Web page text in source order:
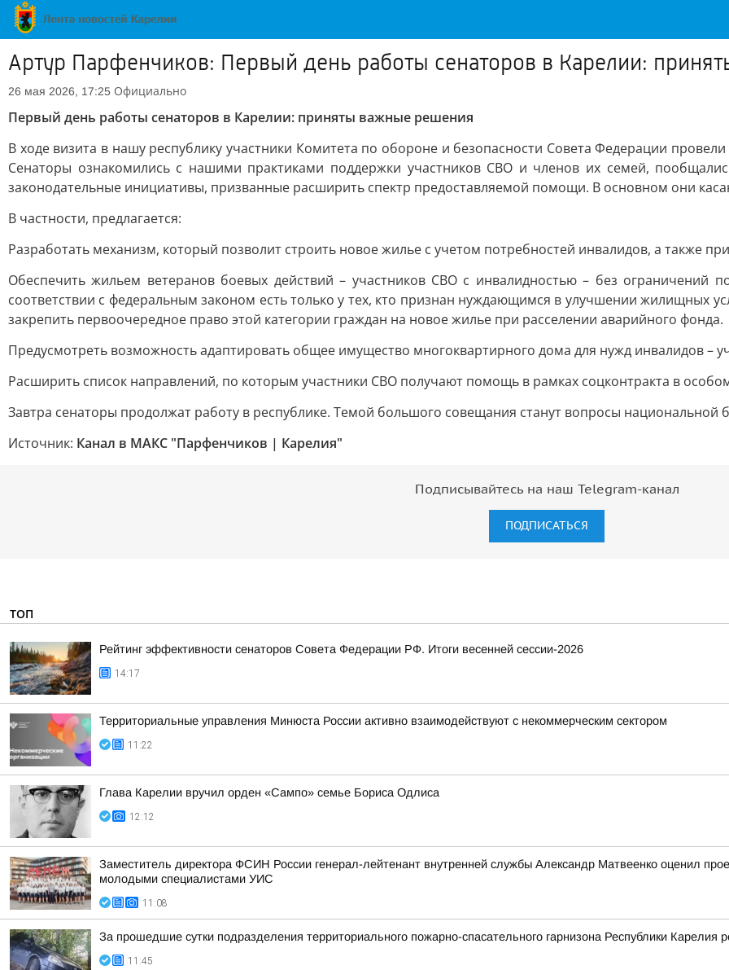
Артур Парфенчиков: Первый день работы сенаторов в Карелии:
26 мая 2026, 17:25 Официально
Первый день работы сенаторов в Карелии: приняты важные решения
В ходе визита в нашу республику участники Комитета по обороне и безопасности Совета Федерации
Сенаторы ознакомились с нашими практиками поддержки участников СВО и членов их семей,
законодательные инициативы, призванные расширить спектр предоставляемой помощи. В основном они
В частности, предлагается:
Разработать механизм, который позволит строить новое жилье с учетом потребностей инвалидов, а также
Обеспечить жильем ветеранов боевых действий – участников СВО с инвалидностью – без ограничений
соответствии с федеральным законом есть только у тех, кто признан нуждающимся в улучшении жилищных
закрепить первоочередное право этой категории граждан на новое жилье при расселении аварийного фонда.
Предусмотреть возможность адаптировать общее имущество многоквартирного дома для нужд инвалидов –
Расширить список направлений, по которым участники СВО получают помощь в рамках соцконтракта в
Завтра сенаторы продолжат работу в республике. Темой большого совещания станут вопросы национальной
Источник: Канал в МАКС "Парфенчиков | Карелия"
Подписывайтесь на наш Telegram-канал
ПОДПИСАТЬСЯ
ТОП
Рейтинг эффективности сенаторов Совета Федерации РФ. Итоги весенней сессии-2026
14:17
Территориальные управления Минюста России активно взаимодействуют с некоммерческим сектором
11:22
Глава Карелии вручил орден «Сампо» семье Бориса Одлиса
12:12
Заместитель директора ФСИН России генерал-лейтенант внутренней службы Александр Матвеенко оценил
молодыми специалистами УИС
11:08
За прошедшие сутки подразделения территориального пожарно-спасательного гарнизона Республики Карелия
11:45